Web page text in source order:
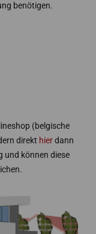
benötigen.
(belgische
direkt hierdann
und können diese